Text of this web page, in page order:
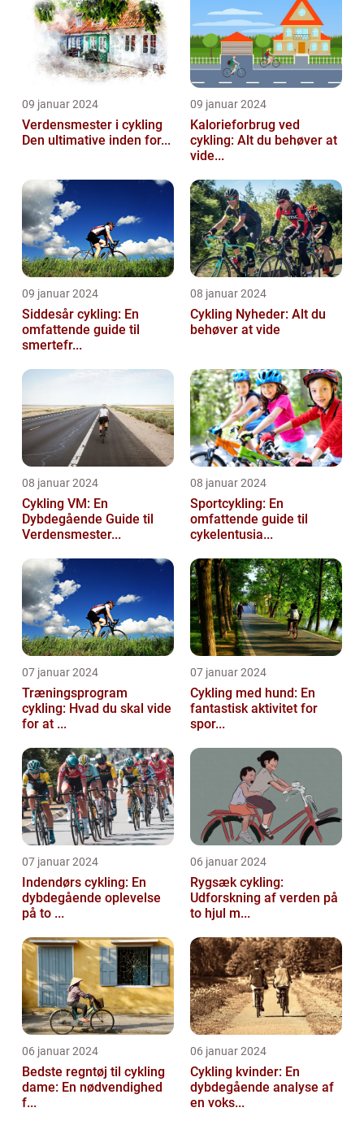
09 januar 2024
Verdensmester i cykling
Den ultimative inden for...
09 januar 2024
Kalorieforbrug ved
cykling: Alt du behøver at
vide...
09 januar 2024
Siddesår cykling: En
omfattende guide til
smertefr...
08 januar 2024
Cykling Nyheder: Alt du
behøver at vide
08 januar 2024
Cykling VM: En
Dybdegående Guide til
Verdensmester...
08 januar 2024
Sportcykling: En
omfattende guide til
cykelentusia...
07 januar 2024
Træningsprogram
cykling: Hvad du skal vide
for at ...
07 januar 2024
Cykling med hund: En
fantastisk aktivitet for
spor...
07 januar 2024
Indendørs cykling: En
dybdegående oplevelse
på to ...
06 januar 2024
Rygsæk cykling:
Udforskning af verden på
to hjul m...
06 januar 2024
Bedste regntøj til cykling
dame: En nødvendighed
f...
06 januar 2024
Cykling kvinder: En
dybdegående analyse af
en voks...